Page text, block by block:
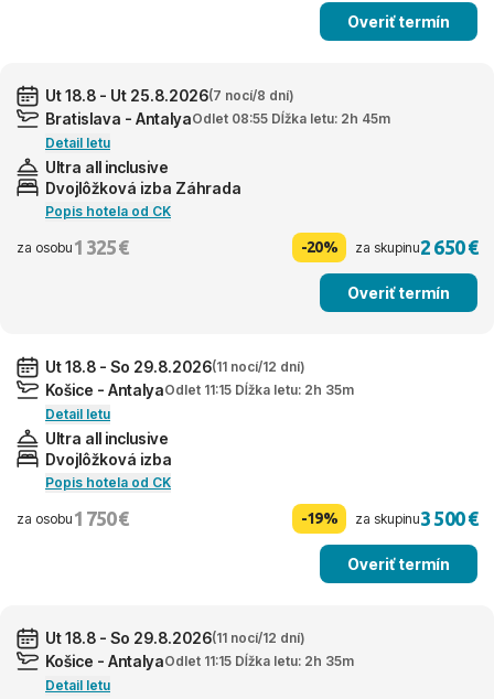
Overiť termín
Ut 18.8 - Ut 25.8.2026(7 nocí/8 dní)
Bratislava - AntalyaOdlet 08:55 Dĺžka letu: 2h 45m
Detail letu
Ultra all inclusive
Dvojlôžková izba Záhrada
Popis hotela od CK
za osobu 1 325 € -20% za skupinu2 650 €
Overiť termín
Ut 18.8 - So 29.8.2026(11 nocí/12 dní)
Košice - AntalyaOdlet 11:15 Dĺžka letu: 2h 35m
Detail letu
Ultra all inclusive
Dvojlôžková izba
Popis hotela od CK
za osobu 1 750 € -19% za skupinu3 500 €
Overiť termín
Ut 18.8 - So 29.8.2026(11 nocí/12 dní)
Košice - AntalyaOdlet 11:15 Dĺžka letu: 2h 35m
Detail letu